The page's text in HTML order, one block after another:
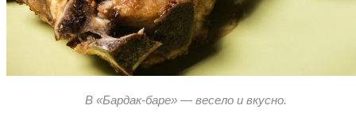
В «Бардак-баре» — весело и вкусно.